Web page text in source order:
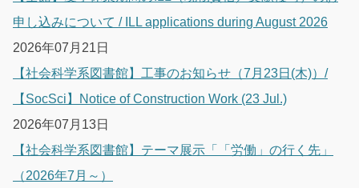
申し込みについて / ILL applications during August 2026
2026年07月21日
【社会科学系図書館】工事のお知らせ（7月23日(木)）/
【SocSci】Notice of Construction Work (23 Jul.)
2026年07月13日
【社会科学系図書館】テーマ展示「「労働」の行く先」
（2026年7月～）